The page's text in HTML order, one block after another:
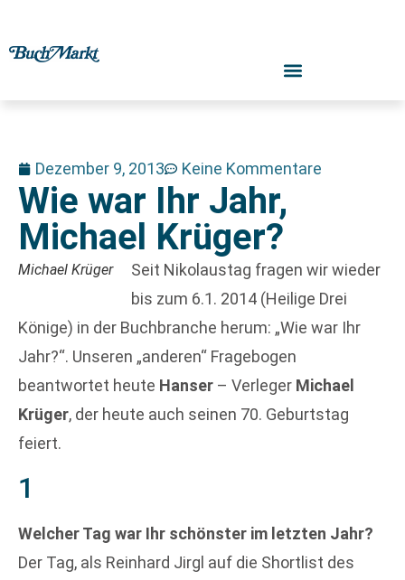
Dezember 9, 2013 Keine Kommentare
Wie war Ihr Jahr,
Michael Krüger?
Michael Krüger
Seit Nikolaustag fragen wir wieder
bis zum 6.1. 2014 (Heilige Drei
Könige) in der Buchbranche herum: „Wie war Ihr
Jahr?“. Unseren „anderen“ Fragebogen
beantwortet heute Hanser – Verleger Michael
Krüger, der heute auch seinen 70. Geburtstag
feiert.
1
Welcher Tag war Ihr schönster im letzten Jahr?
Der Tag, als Reinhard Jirgl auf die Shortlist des